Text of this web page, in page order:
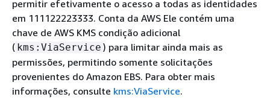
permitir efetivamente o acesso a todas as identidades
em 111122223333. Conta da AWS Ele contém uma
chave de AWS KMS condição adicional
( kms:ViaService ) para limitar ainda mais as
permissões, permitindo somente solicitações
provenientes do Amazon EBS. Para obter mais
informações, consulte kms:ViaService.